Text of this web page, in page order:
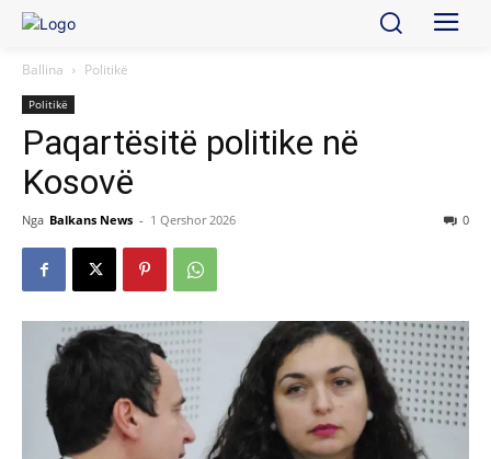
Ballina Politikë
Politikë
Paqartësitë politike në
Kosovë
Nga Balkans News - 1 Qershor 2026 0